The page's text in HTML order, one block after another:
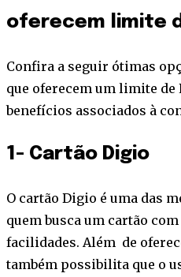
oferecem limite
Confira a seguir ótimas
que oferecem um limite de
benefícios associados à
1- Cartão Digio
O cartão Digio é uma das
quem busca um cartão
facilidades. Além de
também possibilita que o